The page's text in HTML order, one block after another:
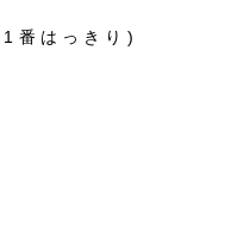
1 番はっきり )